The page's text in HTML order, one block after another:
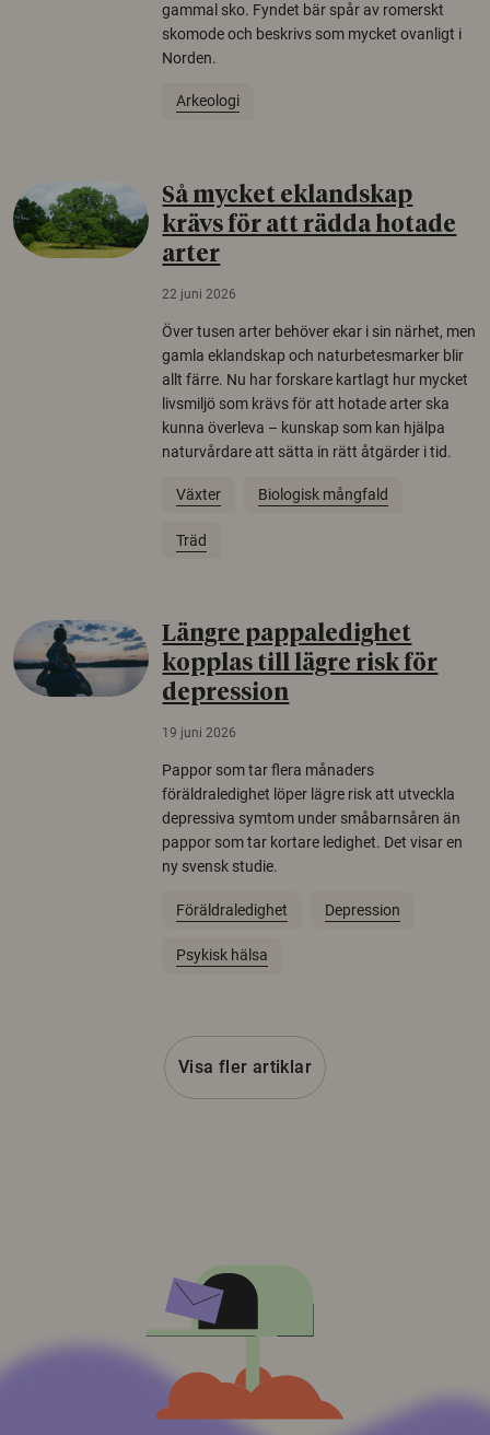
gammal sko. Fyndet bär spår av romerskt
skomode och beskrivs som mycket ovanligt i
Norden.
Arkeologi
Så mycket eklandskap
krävs för att rädda hotade
arter
22 juni 2026
Över tusen arter behöver ekar i sin närhet, men
gamla eklandskap och naturbetesmarker blir
allt färre. Nu har forskare kartlagt hur mycket
livsmiljö som krävs för att hotade arter ska
kunna överleva – kunskap som kan hjälpa
naturvårdare att sätta in rätt åtgärder i tid.
Växter Biologisk mångfald
Träd
Längre pappaledighet
kopplas till lägre risk för
depression
19 juni 2026
Pappor som tar flera månaders
föräldraledighet löper lägre risk att utveckla
depressiva symtom under småbarnsåren än
pappor som tar kortare ledighet. Det visar en
ny svensk studie.
Föräldraledighet Depression
Psykisk hälsa
Visa fler artiklar